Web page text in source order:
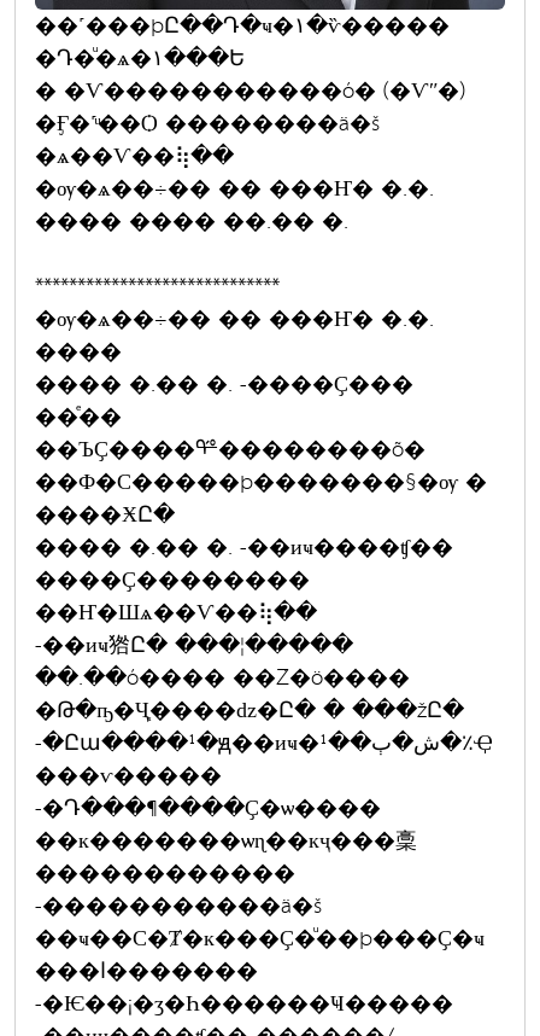
��˹���þԸ��Դ�ҹ�١�ѷ�����
�Դ�ͧ�ѧ�١���Ե
� �Ѵ�����������ó� (�Ѵʺ�)
�Ӻ�˹ͧ��Ѻ ��������ä�š
�ѧ��Ѵ��⢷��
�ѹ�ѧ��÷�� �� ���Ҥ� �.�.
���� ���� ��.�� �.
*****************************
�ѹ�ѧ��÷�� �� ���Ҥ� �.�.
����
���� �.�� �. -����Ҫ���
��ͤ��
��ЪҪ����ᢡ��������õ�
��Ф�С�����þ�������§�ѹ �
����ӾԸ�
���� �.�� �. -��иҹ����ʧ��
����Ҫ��������
��Ҥ�Шѧ��Ѵ��⢷��
-��иҹ㹾Ը� ���¦�����
��.��ó���� ��Ź�ö����
�Թ�ҧ�Ҷ֧����ǳ�Ը� � ���žԸ�
-�Ըա����¹�ԭ��иҹ�ش�ٻ��¹�٪Ҿ
���ѵ�����
-�Դ���¶����Ҫ�ѡ����
��к�������ѡɳ��кҷ���稾
������������
-�����������ä�š
��ҹ��С�Ⱦ�к���Ҫ�ͧ��þ���Ҫ�ҹ
���ا�������
-�Ѥ��¡�ӡ�Һ������Ҹ�����